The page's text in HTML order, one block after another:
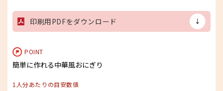
印刷用PDFをダウンロード
POINT
簡単に作れる中華風おにぎり
1人分あたりの目安数値